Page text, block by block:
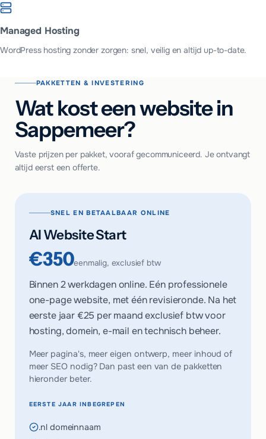
Managed Hosting
WordPress hosting zonder zorgen: snel, veilig en altijd up-to-date.
PAKKETTEN & INVESTERING
Wat kost een website in
Sappemeer?
Vaste prijzen per pakket, vooraf gecommuniceerd. Je ontvangt
altijd eerst een offerte.
SNEL EN BETAALBAAR ONLINE
AI Website Start
€350eenmalig, exclusief btw
Binnen 2 werkdagen online. Eén professionele
one-page website, met één revisieronde. Na het
eerste jaar €25 per maandexclusief btw voor
hosting, domein, e-mail en technisch beheer.
Meer pagina's, meer eigen ontwerp, meer inhoud of
meer SEO nodig? Dan past een van de pakketten
hieronder beter.
EERSTE JAAR INBEGREPEN
.nl domeinnaam